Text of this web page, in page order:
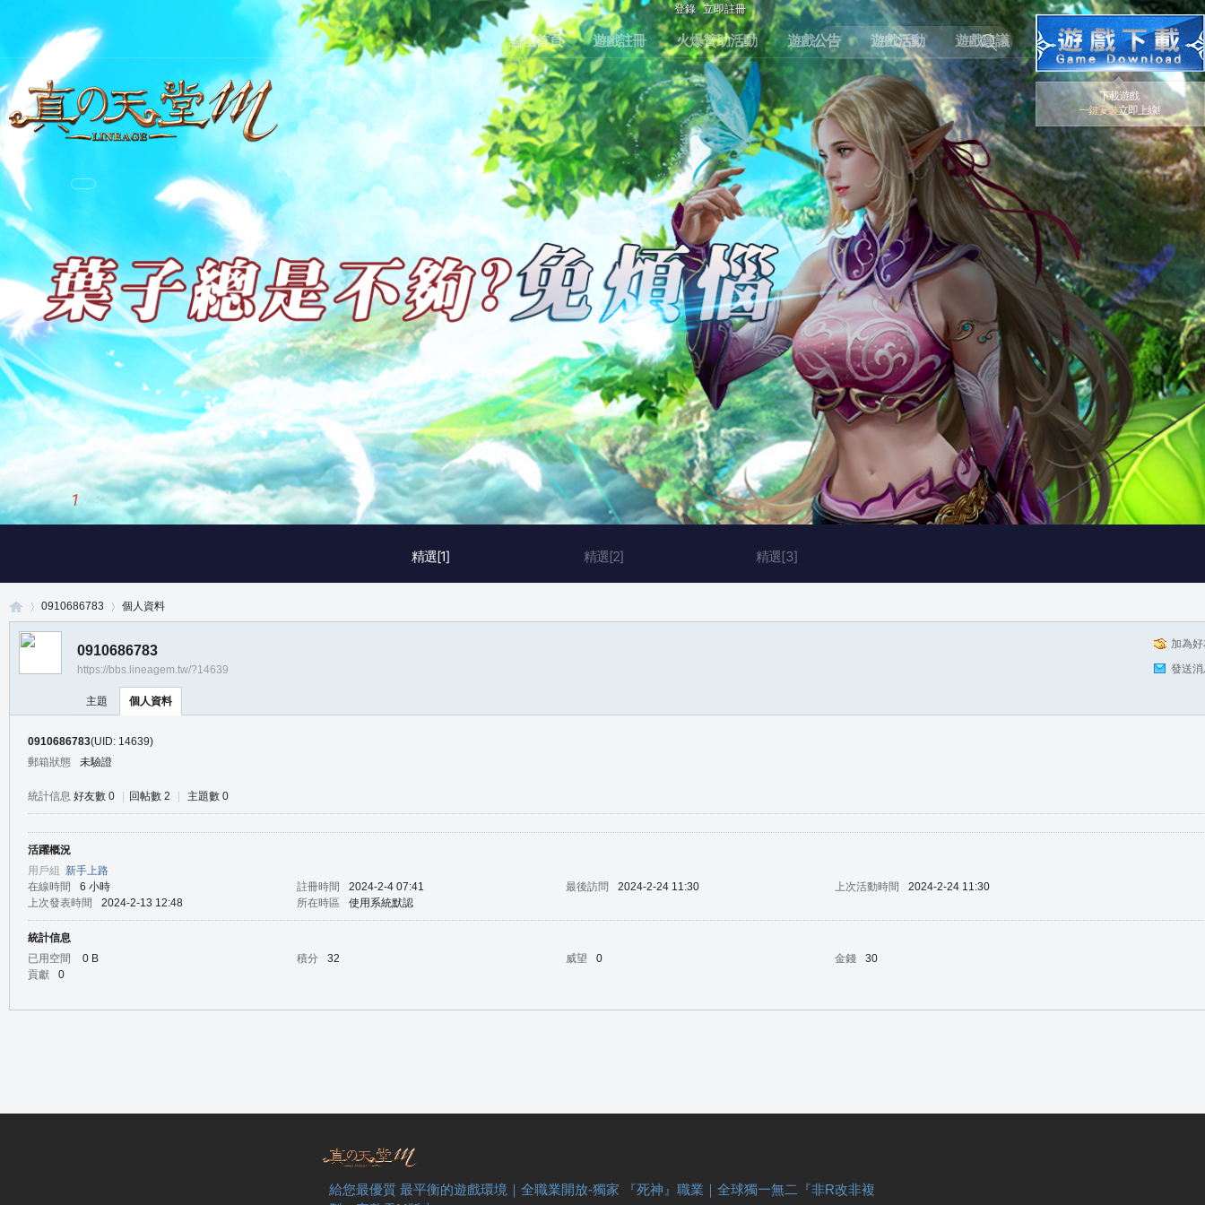
登錄 立即註冊
論壇首頁 遊戲註冊 火爆贊助活動 遊戲公告 遊戲活動 遊戲建議
下載遊戲
一鍵安裝立即上線!
精選[1] 精選[2] 精選[3]
1 / 3
0910686783 個人資料
加為
發送
0910686783
https://bbs.lineagem.tw/?14639
主題 個人資料
0910686783(UID: 14639)
郵箱狀態
未驗證
統計信息 好友數 0 回帖數 2 主題數 0
活躍概況
用戶組 新手上路
在線時間
6 小時 註冊時間 2024-2-4 07:41 最後訪問 2024-2-24 11:30 上次活動時間
2024-2-24 11:30
上次發表時間
2024-2-13 12:48 所在時區 使用系統默認
統計信息
已用空間
0 B 積分 32 威望 0 金錢
30
貢獻
0
給您最優質 最平衡的遊戲環境｜全職業開放-獨家 『死神』職業｜全球獨一無二『非R改非複